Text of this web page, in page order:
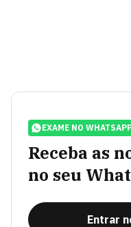
EXAME NO
Receba as
no seu
Entrar